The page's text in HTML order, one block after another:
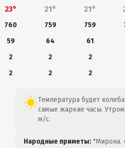
23°
21° 21°
760 759 759
59
64 61
2
2 2
2
2 2
Температура будет
самые жаркие часы.
м/с.
Народные приметы: "Мирона.